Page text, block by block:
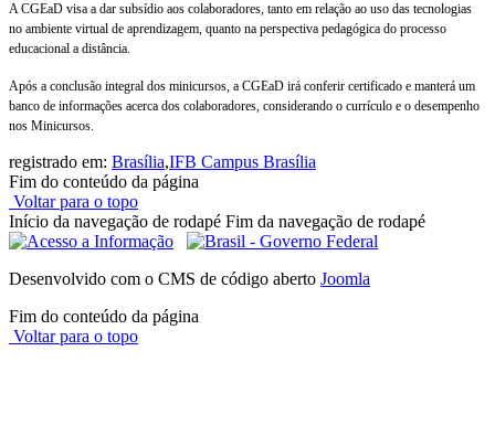
A CGEaD visa a dar subsídio aos colaboradores, tanto em relação ao uso das tecnologias
no ambiente virtual de aprendizagem, quanto na perspectiva pedagógica do processo
educacional a distância.
Após a conclusão integral dos minicursos, a CGEaD irá conferir certificado e manterá um
banco de informações acerca dos colaboradores, considerando o currículo e o desempenho
nos Minicursos.
registrado em: Brasília,IFB Campus Brasília
Fim do conteúdo da página
Voltar para o topo
Início da navegação de rodapé Fim da navegação de rodapé
Desenvolvido com o CMS de código aberto Joomla
Fim do conteúdo da página
Voltar para o topo